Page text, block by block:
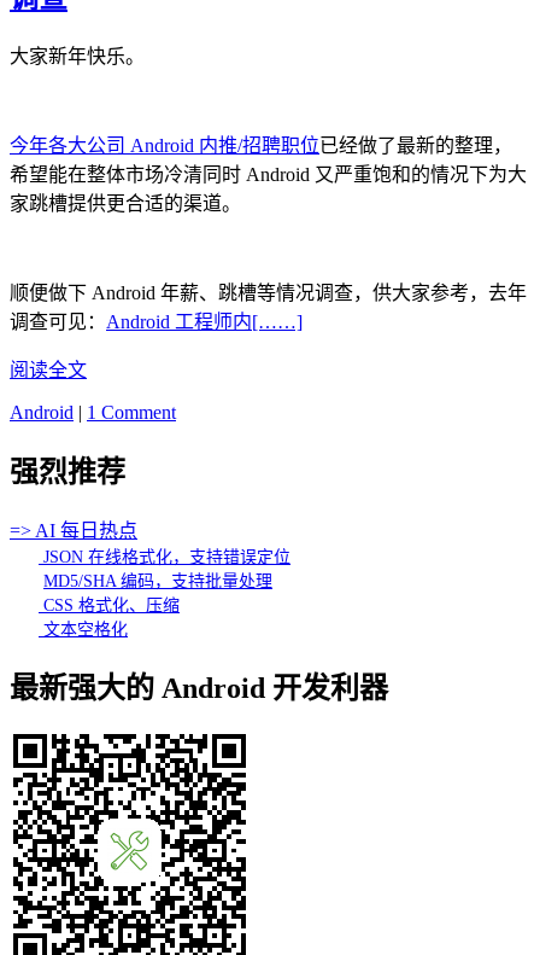
大家新年快乐。
今年各大公司 Android 内推/招聘职位已经做了最新的整理，
希望能在整体市场冷清同时 Android 又严重饱和的情况下为大
家跳槽提供更合适的渠道。
顺便做下 Android 年薪、跳槽等情况调查，供大家参考，去年
调查可见： Android 工程师内[……]
阅读全文
Android | 1 Comment
强烈推荐
=> AI 每日热点
JSON 在线格式化，支持错误定位
MD5/SHA 编码，支持批量处理
CSS 格式化、压缩
文本空格化
最新强大的 Android 开发利器